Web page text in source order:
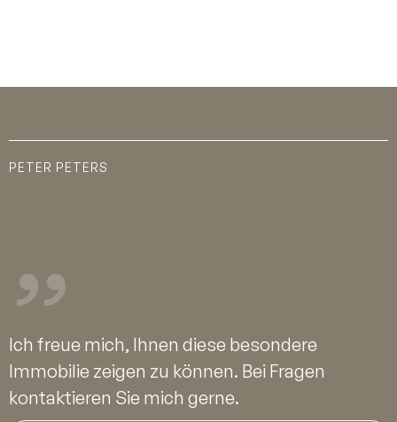
PETER PETERS
Ich freue mich, Ihnen diese besondere
Immobilie zeigen zu können. Bei Fragen
kontaktieren Sie mich gerne.